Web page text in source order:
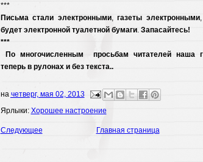
***
Письма стали электронными,газеты электронными
будет электронной туалетной бумаги. Запасайтесь!
***
По
многочисленным просьбам читателей наша
теперь в рулонах и без текста..
на четверг, мая 02, 2013
Ярлыки: Хорошее настроение
Следующее Главная страница